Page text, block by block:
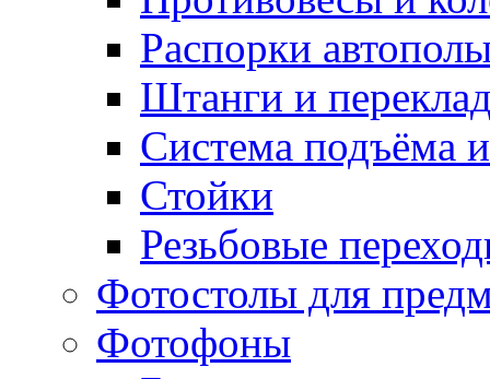
Распорки
Штанги и
Система подъёма
Стойки
Резьбовые
Фотостолы для
Фотофоны